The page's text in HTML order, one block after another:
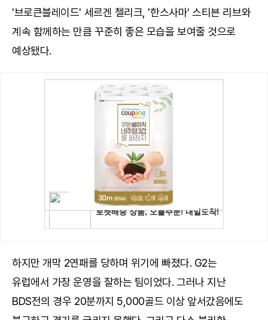
'브로큰블레이드' 세르겐 첼리크, '한스사마' 스티븐 리브와
계속 함께하는 만큼 꾸준히 좋은 모습을 보여줄 것으로
예상됐다.
하지만 개막 2연패를 당하며 위기에 빠졌다. G2는
유럽에서 가장 운영을 잘하는 팀이었다. 그러나 지난
BDS전의 경우 20분까지 5,000골드 이상 앞서갔음에도